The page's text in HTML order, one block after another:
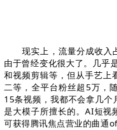
现实上，流量分成收入
由于曾经变化很大了。几乎
和视频剪辑等，但从手艺上
二等，全平台粉丝超5万，
15条视频，我都不会拿几个
是大模子所擅长的。AI短视
可获得腾讯焦点营业的曲通